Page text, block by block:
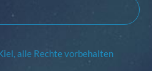
alle Rechte vorbehalten